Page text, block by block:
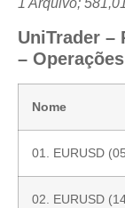
UniTrader –
–
Nome
01. EURUSD
02. EURUSD